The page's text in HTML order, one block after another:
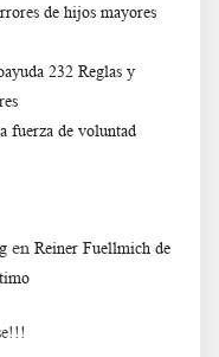
de hijos mayores
232 Reglas y
fuerza de voluntad
en Reiner Fuellmich de